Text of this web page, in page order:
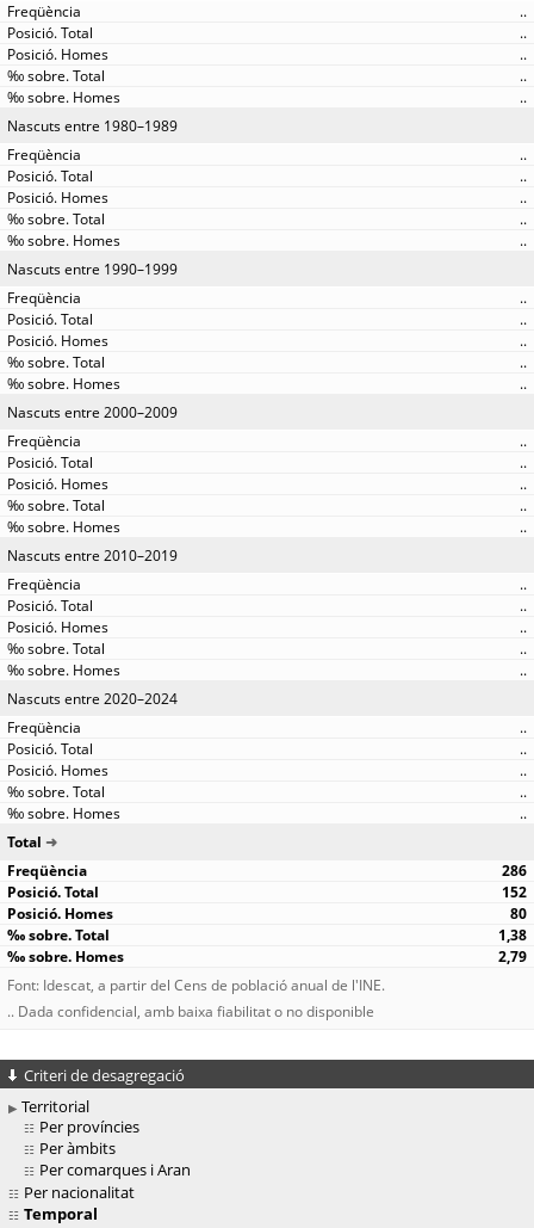
..
..
..
..
..
Nascuts entre 1980–1989
..
..
..
..
..
Nascuts entre 1990–1999
..
..
..
..
..
Nascuts entre 2000–2009
..
..
..
..
..
Nascuts entre 2010–2019
..
..
..
..
..
Nascuts entre 2020–2024
..
..
..
..
..
Total
286
152
80
1,38
2,79
Font: Idescat, a partir del Cens de població anual de l'INE.
.. Dada confidencial, amb baixa fiabilitat o no disponible
Criteri de desagregació
Territorial
Per províncies
Per àmbits
Per comarques i Aran
Per nacionalitat
Temporal